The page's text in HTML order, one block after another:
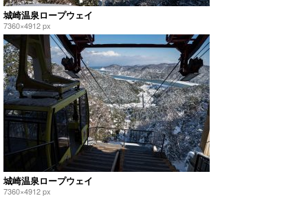
城崎温泉ロープウェイ
7360×4912 px
城崎温泉ロープウェイ
7360×4912 px